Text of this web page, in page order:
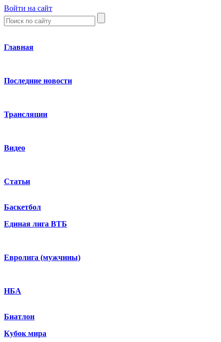
Войти на сайт
Главная
Последние новости
Трансляции
Видео
Статьи
Баскетбол
Единая лига ВТБ
Евролига (мужчины)
НБА
Биатлон
Кубок мира